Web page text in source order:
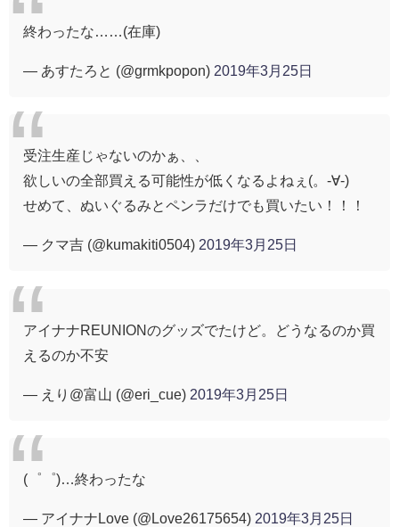
終わったな……(在庫)
— あすたろと (@grmkpopon) 2019年3月25日
受注生産じゃないのかぁ、、
欲しいの全部買える可能性が低くなるよねぇ(。-∀-)
せめて、ぬいぐるみとペンラだけでも買いたい！！！
— クマ吉 (@kumakiti0504) 2019年3月25日
アイナナREUNIONのグッズでたけど。どうなるのか買
えるのか不安
— えり@富山 (@eri_cue) 2019年3月25日
(゜゜)…終わったな
— アイナナLove (@Love26175654) 2019年3月25日